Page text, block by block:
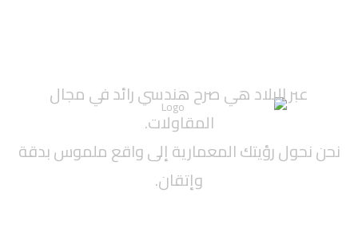
عبر البلاد هي صرح هندسي رائد في مجال
المقاولات.
نحن نحول رؤيتك المعمارية إلى واقع ملموس بدقة
وإتقان.